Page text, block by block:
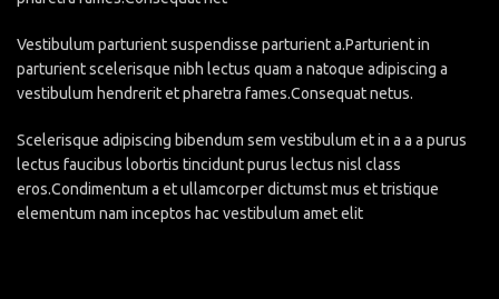
Vestibulum parturient suspendisse parturient a.Parturient in
parturient scelerisque nibh lectus quam a natoque adipiscing a
vestibulum hendrerit et pharetra fames.Consequat netus.
Scelerisque adipiscing bibendum sem vestibulum et in a a a purus
lectus faucibus lobortis tincidunt purus lectus nisl class
eros.Condimentum a et ullamcorper dictumst mus et tristique
elementum nam inceptos hac vestibulum amet elit